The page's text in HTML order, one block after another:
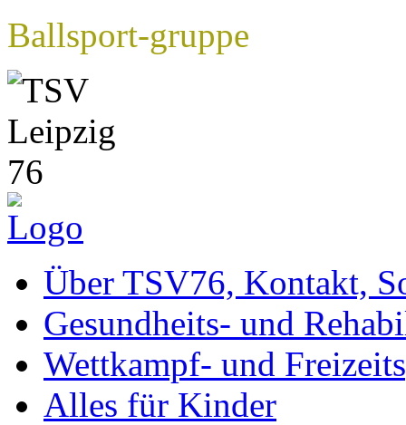
Ballsport-gruppe
Über TSV76, Kontakt,
Gesundheits- und
Wettkampf- und
Alles für Kinder